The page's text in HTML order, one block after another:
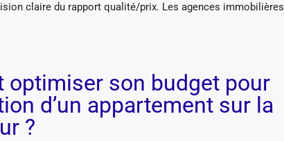
claire du rapport qualité/prix. Les agences immobilières
optimiser son budget pour
d’un appartement sur la
?